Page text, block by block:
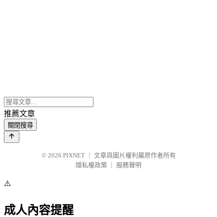
推薦文章
關閉搜尋
© 2026 PIXNET
文章與圖片權利屬原作者所有
隱私權政策
服務聲明
⚠️
成人內容提醒